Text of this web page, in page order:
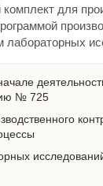
для
лабораторных
№ 725